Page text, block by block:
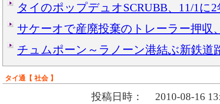
タイのポップデュオSCRUBB、11/1に
サケーオで産廃投棄のトレーラー押収
チュムポーン～ラノーン港結ぶ新鉄道
タイ通【 社会 】
投稿日時：
2010-08-16